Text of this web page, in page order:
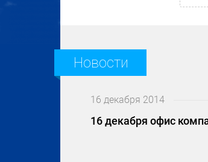
Новости
16 декабря 2014
16 декабря офис